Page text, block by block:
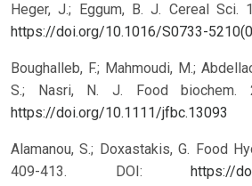
Heger, J.; Eggum, B. J. Cereal Sci.
https://doi.org/10.1016/S0733-
Boughalleb, F.; Mahmoudi, M.;
S.; Nasri, N. J. Food biochem.
https://doi.org/10.1111/jfbc.13093
Alamanou, S.; Doxastakis, G. Food
409-413. DOI:
https://